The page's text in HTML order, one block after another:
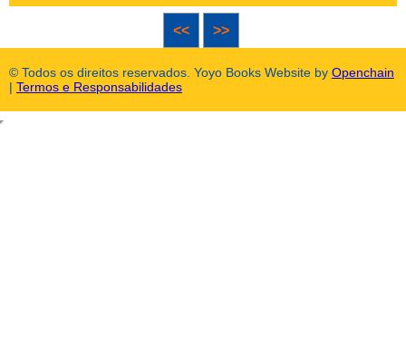
<< >>
© Todos os direitos reservados. Yoyo Books Website by Openchain
| Termos e Responsabilidades